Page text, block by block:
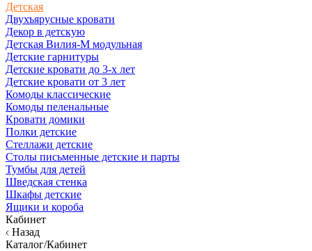
Детская
Двухъярусные кровати
Декор в детскую
Детская Вилия-М модульная
Детские гарнитуры
Детские кровати до 3-х лет
Детские кровати от 3 лет
Комоды классические
Комоды пеленальные
Кровати домики
Полки детские
Стеллажи детские
Столы письменные детские и парты
Тумбы для детей
Шведская стенка
Шкафы детские
Ящики и короба
Кабинет
Назад
Каталог/Кабинет